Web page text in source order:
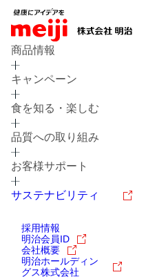
商品情報
キャンペーン
食を知る・楽しむ
品質への取り組み
お客様サポート
サステナビリティ
採用情報
明治会員ID
会社概要
明治ホールディン
グス株式会社